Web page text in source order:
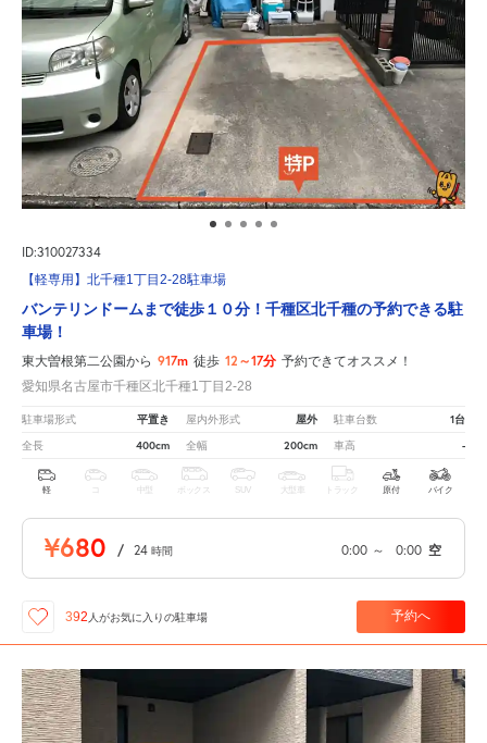
ID:310027334
【軽専用】北千種1丁目2-28駐車場
バンテリンドームまで徒歩１０分！千種区北千種の予約できる駐
車場！
東大曽根第二公園から 917m 徒歩 12～17分 予約できてオススメ！
愛知県名古屋市千種区北千種1丁目2-28
駐車場形式 平置き 屋内外形式 屋外 駐車台数 1台
全長 400cm 全幅 200cm 車高 -
軽 中型 ボックス SUV 大型車 トラック 原付 バイク
¥680 / 24 時間 0:00 ～ 0:00 空
392 人がお気に入りの駐車場 予約へ